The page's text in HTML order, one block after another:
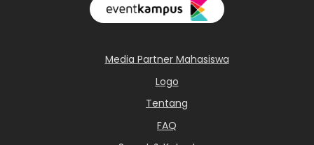
Media Partner Mahasiswa
Logo
Tentang
FAQ